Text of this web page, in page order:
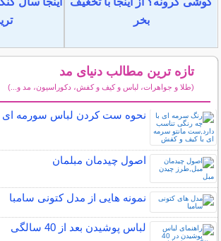
بخر
تازه ترین مطالب دنیای مد
(طلا و جواهرات، لباس و کیف و کفش، دکوراسیون، مد و...)
نحوه ست کردن لباس سورمه ای
اصول چیدمان مبلمان
نمونه هایی از مدل کتونی سامبا
لباس پوشیدن بعد از 40 سالگی